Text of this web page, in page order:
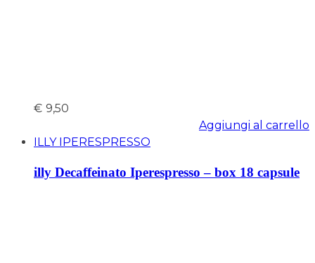
€ 9,50
Aggiungi al carrello
ILLY IPERESPRESSO
illy Decaffeinato Iperespresso – box 18 capsule